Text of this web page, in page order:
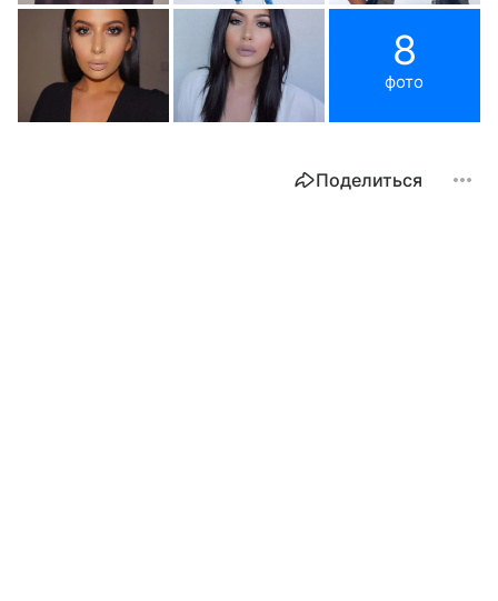
8
фото
Поделиться